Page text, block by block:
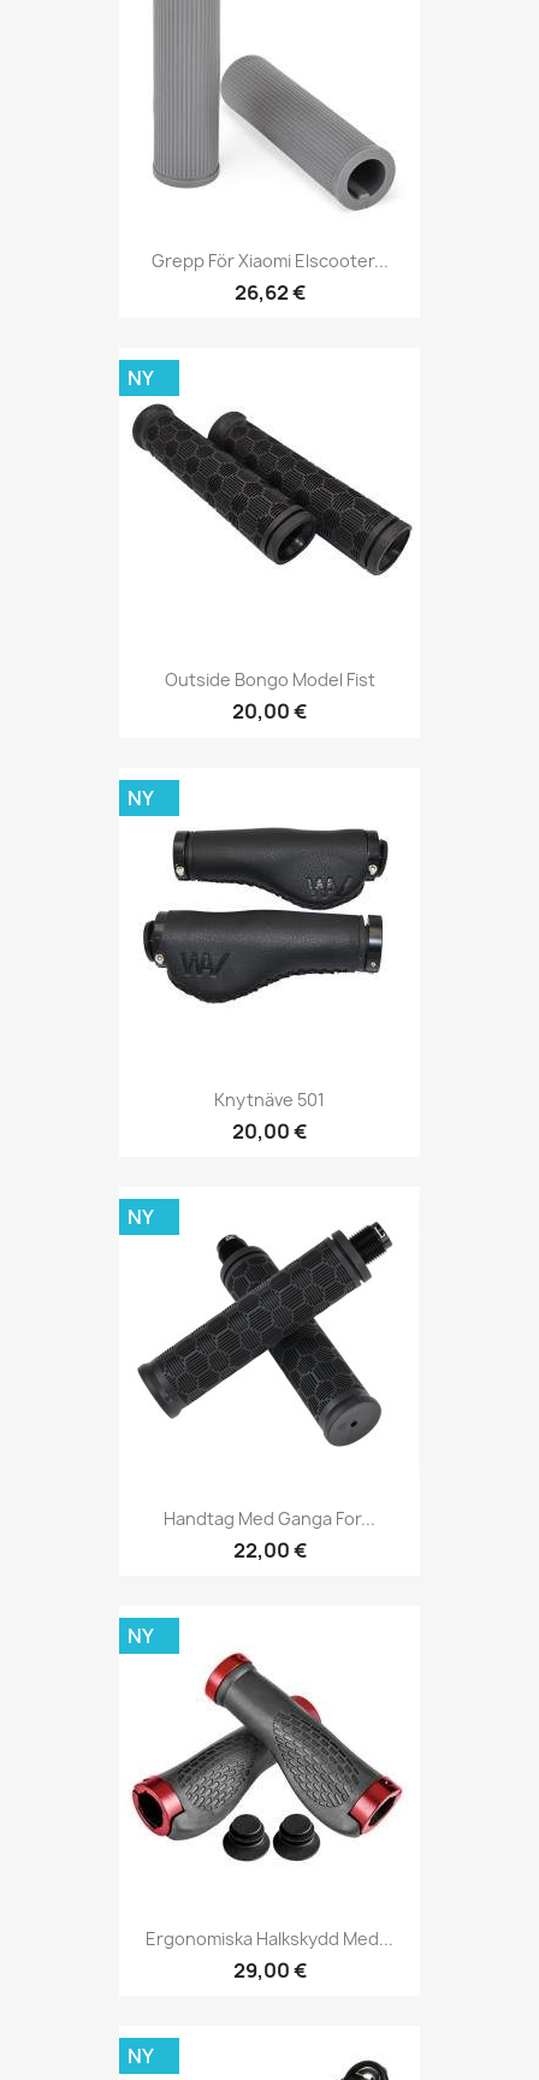
Grepp För Xiaomi Elscooter...
26,62 €
Outside Bongo Model Fist
20,00 €
NY
Knytnäve 501
20,00 €
NY
Handtag Med Ganga For...
22,00 €
NY
Ergonomiska Halkskydd Med...
29,00 €
NY
NY